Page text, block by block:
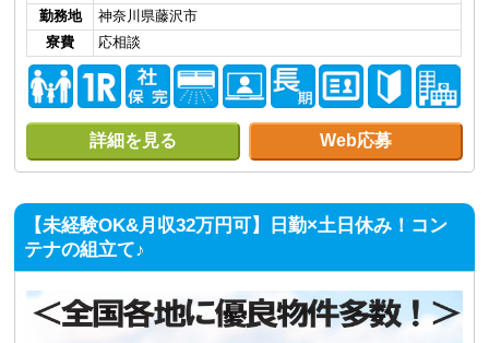
勤務地
神奈川県藤沢市
寮費
応相談
詳細を見る Web応募
【未経験OK&月収32万円可】日勤×土日休み！コン
テナの組立て♪